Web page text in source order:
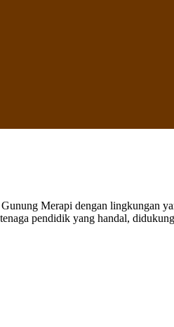
Merapi dengan lingkungan
pendidik yang handal,